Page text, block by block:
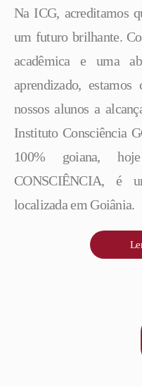
Na ICG, acreditamos
um futuro brilhante.
acadêmica e uma
aprendizado,
nossos alunos a
Instituto Consciência
100% goiana,
CONSCIÊNCIA, é
localizada em Goiânia.